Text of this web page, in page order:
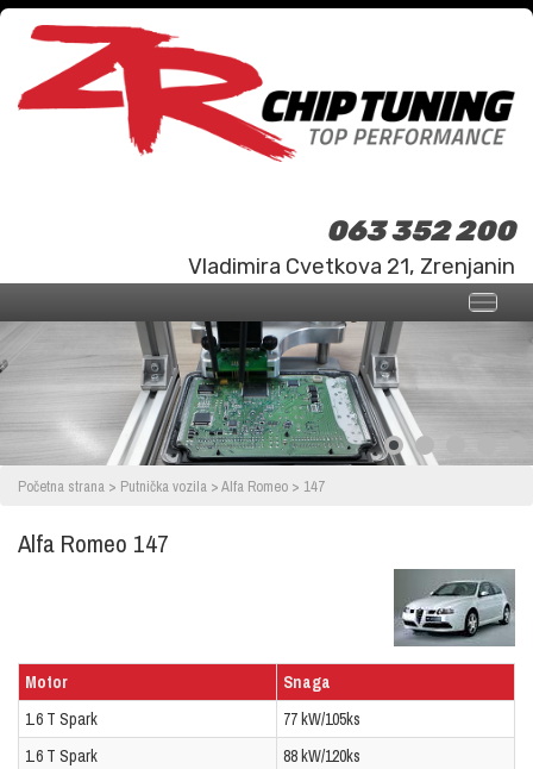
063 352 200
Vladimira Cvetkova 21, Zrenjanin
Početna strana > Putnička vozila >Alfa Romeo > 147
Alfa Romeo 147
Motor
Snaga
1.6 T Spark
77 kW/105ks
1.6 T Spark
88 kW/120ks